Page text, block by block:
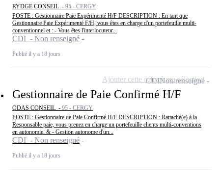
RYDGE CONSEIL - 95 - CERGY
POSTE : Gestionnaire Paie Expérimenté H/F DESCRIPTION : En tant que
Gestionnaire Paie Expérimenté F/H, vous êtes en charge d'un portefeuille multi-
conventionnel et : - Vous êtes l'interlocuteur...
CDI - Non renseigné
Publié il y a 18 jours
Gestionnaire de Paie Confirmé H/F
ODAS CONSEIL - 95 - CERGY
POSTE : Gestionnaire de Paie Confirmé H/F DESCRIPTION : Rattaché(e) à la
Responsable paie, vous prenez en charge un portefeuille clients multi-conventions
en autonomie. & - Gestion autonome d'un...
CDI - Non renseigné
Publié il y a 18 jours
CDINon renseigné
Ajouter cette offre à ma sélection